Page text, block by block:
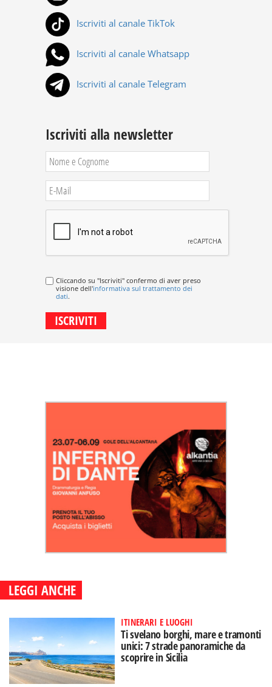
Iscriviti al canale TikTok
Iscriviti al canale Whatsapp
Iscriviti al canale Telegram
Iscriviti alla newsletter
Cliccando su "Iscriviti" confermo di aver preso
visione dell'informativa sul trattamento dei
dati.
LEGGI ANCHE
ITINERARI E LUOGHI
Ti svelano borghi, mare e tramonti
unici: 7 strade panoramiche da
scoprire in Sicilia